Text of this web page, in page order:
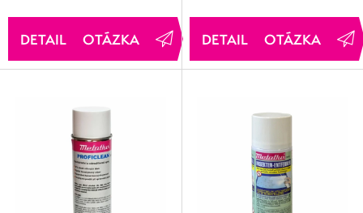
OTÁZKA OTÁZKA